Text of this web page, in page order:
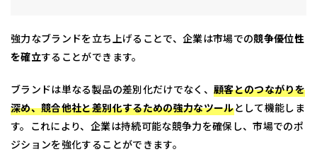
強力なブランドを立ち上げることで、企業は市場での競争優位性
を確立することができます。
ブランドは単なる製品の差別化だけでなく、顧客とのつながりを
深め、競合他社と差別化するための強力なツールとして機能しま
す。これにより、企業は持続可能な競争力を確保し、市場でのポ
ジションを強化することができます。